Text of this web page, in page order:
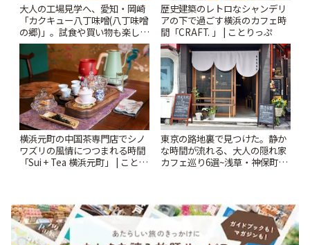
大人の工場見学へ、愛知・岡崎
「カクキュー八丁味噌(八丁味噌
の郷)」。試食や買い物も楽しみ
♪ | ことりっぷ
歴史建築のレトロなシャンデリ
アの下で過ごす横浜のカフェ時
間「CRAFT. 」 | ことりっぷ
横浜元町の中国茶専門店でシノ
ワズリの風情につつまれる時間
「Sui + Tea 横浜元町」 | ことり
東京の路地裏で見つけた。静か
な時間が流れる、大人の隠れ家
カフェ巡り6選~浅草・神保町・